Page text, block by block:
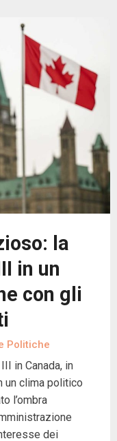
la
in un
con gli
Politiche
in Canada, in
un clima politico
l’ombra
dei